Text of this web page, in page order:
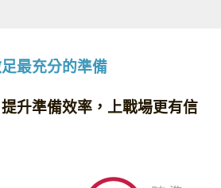
最充分的準備
升準備效率，上戰場更有信